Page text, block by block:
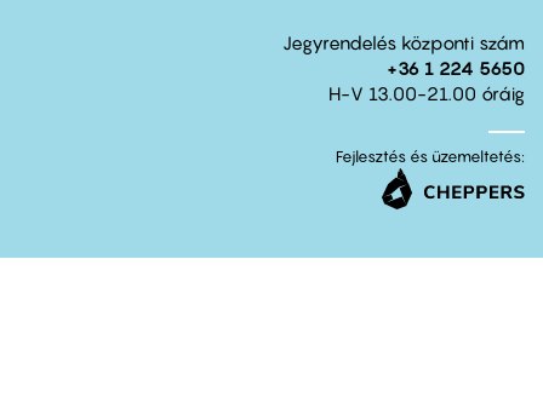
Jegyrendelés központi szám
+36 1 224 5650
H-V 13.00-21.00 óráig
Fejlesztés és üzemeltetés: